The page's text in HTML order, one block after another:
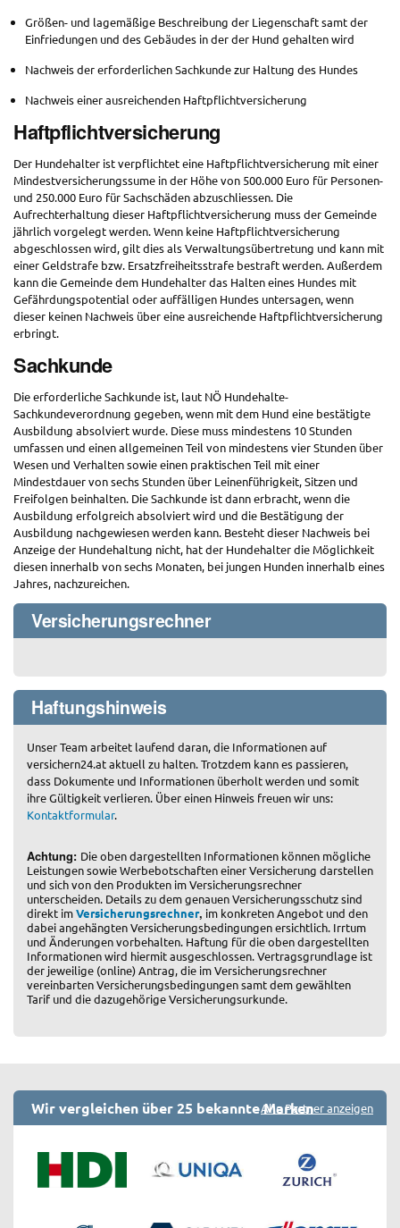
Größen- und lagemäßige Beschreibung der Liegenschaft samt der
Einfriedungen und des Gebäudes in der der Hund gehalten wird
Nachweis der erforderlichen Sachkunde zur Haltung des Hundes
Nachweis einer ausreichenden Haftpflichtversicherung
Haftpflichtversicherung
Der Hundehalter ist verpflichtet eine Haftpflichtversicherung mit einer
Mindestversicherungssume in der Höhe von 500.000 Euro für Personen-
und 250.000 Euro für Sachschäden abzuschliessen. Die
Aufrechterhaltung dieser Haftpflichtversicherung muss der Gemeinde
jährlich vorgelegt werden. Wenn keine Haftpflichtversicherung
abgeschlossen wird, gilt dies als Verwaltungsübertretung und kann mit
einer Geldstrafe bzw. Ersatzfreiheitsstrafe bestraft werden. Außerdem
kann die Gemeinde dem Hundehalter das Halten eines Hundes mit
Gefährdungspotential oder auffälligen Hundes untersagen, wenn
dieser keinen Nachweis über eine ausreichende Haftpflichtversicherung
erbringt.
Sachkunde
Die erforderliche Sachkunde ist, laut NÖ Hundehalte-
Sachkundeverordnung gegeben, wenn mit dem Hund eine bestätigte
Ausbildung absolviert wurde. Diese muss mindestens 10 Stunden
umfassen und einen allgemeinen Teil von mindestens vier Stunden über
Wesen und Verhalten sowie einen praktischen Teil mit einer
Mindestdauer von sechs Stunden über Leinenführigkeit, Sitzen und
Freifolgen beinhalten. Die Sachkunde ist dann erbracht, wenn die
Ausbildung erfolgreich absolviert wird und die Bestätigung der
Ausbildung nachgewiesen werden kann. Besteht dieser Nachweis bei
Anzeige der Hundehaltung nicht, hat der Hundehalter die Möglichkeit
diesen innerhalb von sechs Monaten, bei jungen Hunden innerhalb eines
Jahres, nachzureichen.
Versicherungsrechner
Haftungshinweis
Unser Team arbeitet laufend daran, die Informationen auf
versichern24.at aktuell zu halten. Trotzdem kann es passieren,
dass Dokumente und Informationen überholt werden und somit
ihre Gültigkeit verlieren. Über einen Hinweis freuen wir uns:
Kontaktformular.
Achtung: Die oben dargestellten Informationen können mögliche
Leistungen sowie Werbebotschaften einer Versicherung darstellen
und sich von den Produkten im Versicherungsrechner
unterscheiden. Details zu dem genauen Versicherungsschutz sind
direkt imVersicherungsrechner, im konkreten Angebot und den
dabei angehängten Versicherungsbedingungen ersichtlich. Irrtum
und Änderungen vorbehalten. Haftung für die oben dargestellten
Informationen wird hiermit ausgeschlossen. Vertragsgrundlage ist
der jeweilige (online) Antrag, die im Versicherungsrechner
vereinbarten Versicherungsbedingungen samt dem gewählten
Tarif und die dazugehörige Versicherungsurkunde.
Wir vergleichen über 25 bekannte MarkenAlle Partner anzeigen